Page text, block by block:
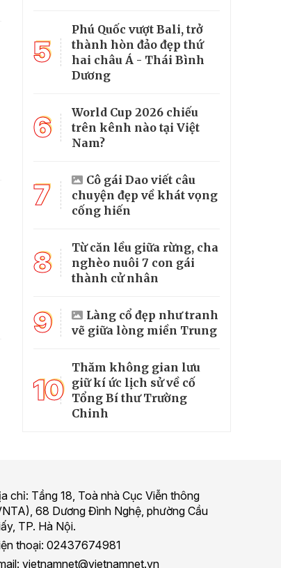
5
Phú Quốc vượt Bali, trở
thành hòn đảo đẹp thứ
hai châu Á - Thái Bình
Dương
6
World Cup 2026 chiếu
trên kênh nào tại Việt
Nam?
7
Cô gái Dao viết câu
chuyện đẹp về khát vọng
cống hiến
8
Từ căn lều giữa rừng, cha
nghèo nuôi 7 con gái
thành cử nhân
9
Làng cổ đẹp như tranh
vẽ giữa lòng miền Trung
10
Thăm không gian lưu
giữ kí ức lịch sử về cố
Tổng Bí thư Trường
Chinh
chỉ: Tầng 18, Toà nhà Cục Viễn thông
68 Dương Đình Nghệ, phường Cầu
TP. Hà Nội.
thoại: 02437674981
vietnamnet@vietnamnet.vn